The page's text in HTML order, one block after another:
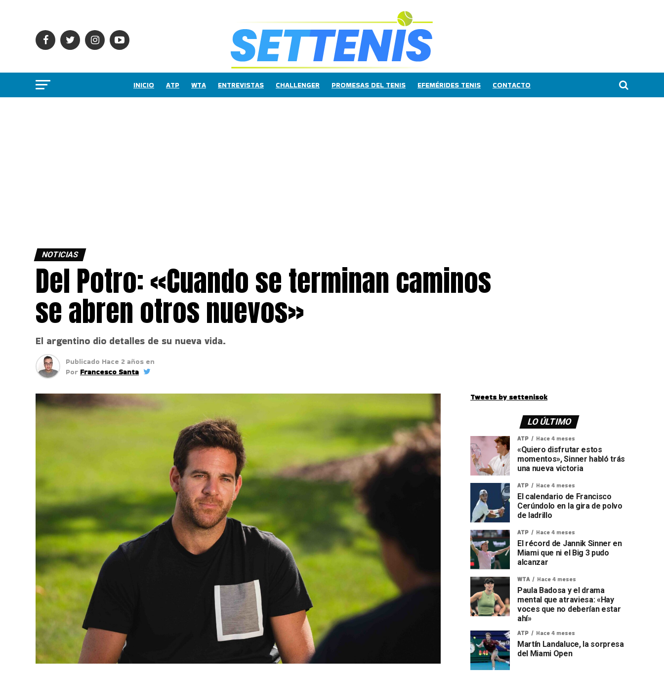
INICIO ATP WTA ENTREVISTAS CHALLENGER PROMESAS DEL TENIS EFEMÉRIDES TENIS CONTACTO
NOTICIAS
Del Potro: «Cuando se terminan caminos
se abren otros nuevos»
El argentino dio detalles de su nueva vida.
Publicado Hace 2 años en
Por Francesco Santa
Tweets by settenisok
LO ÚLTIMO
ATP Hace 4 meses
«Quiero disfrutar estos
momentos», Sinner habló trás
una nueva victoria
ATP Hace 4 meses
El calendario de Francisco
Cerúndolo en la gira de polvo
de ladrillo
ATP Hace 4 meses
El récord de Jannik Sinner en
Miami que ni el Big 3 pudo
alcanzar
WTA Hace 4 meses
Paula Badosa y el drama
mental que atraviesa: «Hay
voces que no deberían estar
ahí»
ATP Hace 4 meses
Martín Landaluce, la sorpresa
del Miami Open